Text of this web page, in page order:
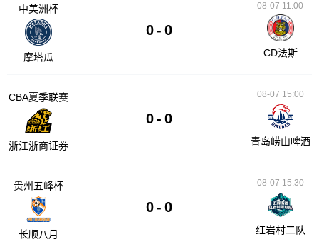
中美洲杯
摩塔瓜
0 - 0
08-07 11:00
CD法斯
CBA夏季联赛
浙江浙商证券
0 - 0
08-07 15:00
青岛崂山啤酒
贵州五峰杯
长顺八月
0 - 0
08-07 15:30
红岩村二队